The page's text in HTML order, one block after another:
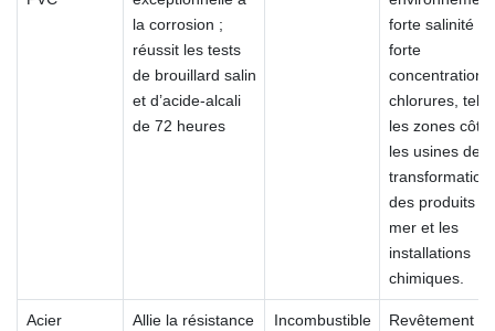
la corrosion ;
réussit les tests
de brouillard salin
et d’acide-alcali
de 72 heures
forte salinité et
forte
concentration
chlorures, tels
les zones
les usines de
transformation
des produits
mer et les
installations
chimiques.
Acier
Allie la résistance
Incombustible
Revêtement de